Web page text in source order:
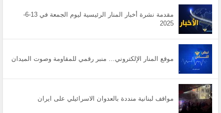
مقدمة نشرة أخبار المنار الرئيسية ليوم الجمعة في 13-6-
2025
موقع المنار الإلكتروني… منبر رقمي للمقاومة وصوت الميدان
مواقف لبنانية منددة بالعدوان الاسرائيلي على ايران